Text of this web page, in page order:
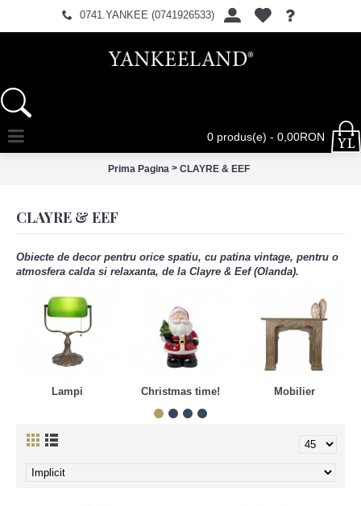
0741.YANKEE (0741926533)
0 produs(e) - 0,00RON
Prima Pagina > CLAYRE & EEF
CLAYRE & EEF
Obiecte de decor pentru orice spatiu, cu patina vintage, pentru o
atmosfera calda si relaxanta, de la Clayre & Eef (Olanda).
Lampi Christmas time! Mobilier